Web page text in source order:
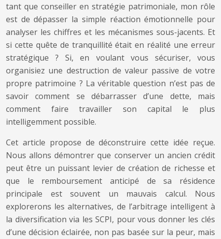
tant que conseiller en stratégie patrimoniale, mon rôle
est de dépasser la simple réaction émotionnelle pour
analyser les chiffres et les mécanismes sous-jacents. Et
si cette quête de tranquillité était en réalité une erreur
stratégique ? Si, en voulant vous sécuriser, vous
organisiez une destruction de valeur passive de votre
propre patrimoine ? La véritable question n’est pas de
savoir comment se débarrasser d’une dette, mais
comment faire travailler son capital le plus
intelligemment possible.
Cet article propose de déconstruire cette idée reçue.
Nous allons démontrer que conserver un ancien crédit
peut être un puissant levier de création de richesse et
que le remboursement anticipé de sa résidence
principale est souvent un mauvais calcul. Nous
explorerons les alternatives, de l’arbitrage intelligent à
la diversification via les SCPI, pour vous donner les clés
d’une décision éclairée, non pas basée sur la peur, mais